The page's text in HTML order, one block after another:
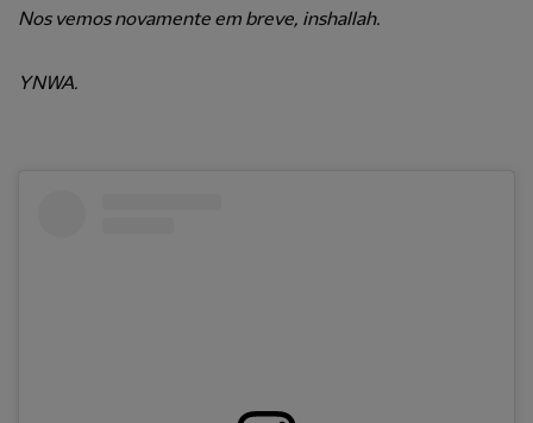
Nos vemos novamente em breve, inshallah.
YNWA.